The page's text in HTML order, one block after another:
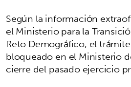
Según la información
el Ministerio para la
Reto Demográfico, el
bloqueado en el Ministerio
cierre del pasado ejercicio